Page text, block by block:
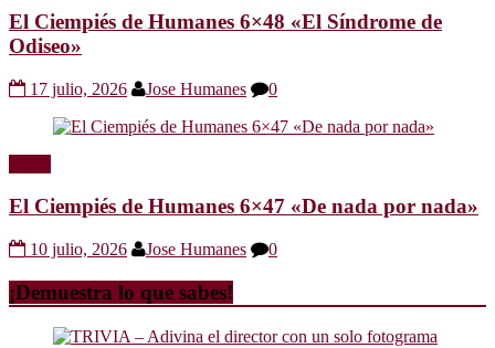
El Ciempiés de Humanes 6×48 «El Síndrome de
Odiseo»
17 julio, 2026 Jose Humanes 0
El Ciempiés de Humanes 6×47 «De nada por nada»
10 julio, 2026 Jose Humanes 0
¡Demuestra lo que sabes!